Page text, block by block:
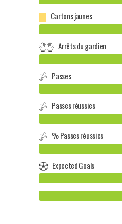
Cartons jaunes
Arrêts du gardien
Passes
Passes réussies
% Passes réussies
Expected Goals